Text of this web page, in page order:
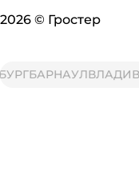
2026 © Гростер
БАРНАУЛ